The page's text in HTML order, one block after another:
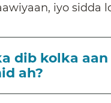
iyo sidda
dib kolka
ah?